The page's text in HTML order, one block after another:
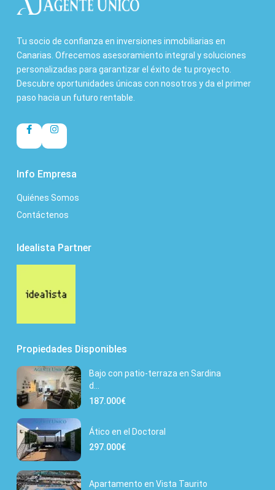
Tu socio de confianza en inversiones inmobiliarias en
Canarias. Ofrecemos asesoramiento integral y soluciones
personalizadas para garantizar el éxito de tu proyecto.
Descubre oportunidades únicas con nosotros y da el primer
paso hacia un futuro rentable.
Info Empresa
Quiénes Somos
Contáctenos
Idealista Partner
Propiedades Disponibles
Bajo con patio-terraza en Sardina
d...
187.000€
Ático en el Doctoral
297.000€
Apartamento en Vista Taurito